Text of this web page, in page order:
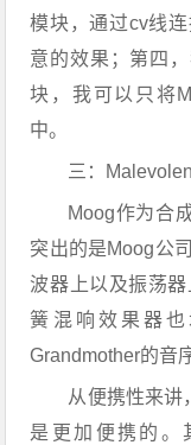
模块，通过cv线
意的效果；第四
块，我可以只将
中。
三：
Moog作为合
突出的是Moog公
波器上以及振荡
簧混响效果器
Grandmother的音
从便携性来讲
是更加便携的。